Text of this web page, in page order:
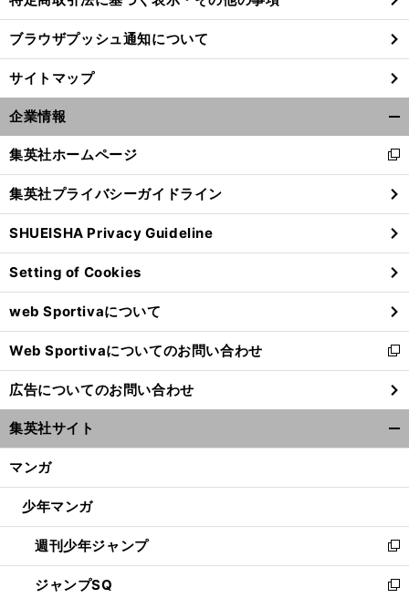
ブラウザプッシュ通知について
サイトマップ
企業情報
閉
る
集英社ホームページ
新
し
い
ウ
ィ
ン
ド
ウ
で
開
く
集英社プライバシーガイドライン
SHUEISHA Privacy Guideline
Setting of Cookies
web Sportivaについて
Web Sportivaについてのお問い合わせ
新
し
い
ウ
ィ
ン
ウ
開
く
広告についてのお問い合わせ
集英社サイト
マンガ
少年マンガ
週刊少年ジャンプ
新
し
い
ジャンプSQ
新